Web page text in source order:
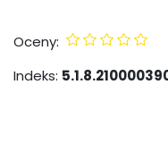
Oceny:
Indeks: